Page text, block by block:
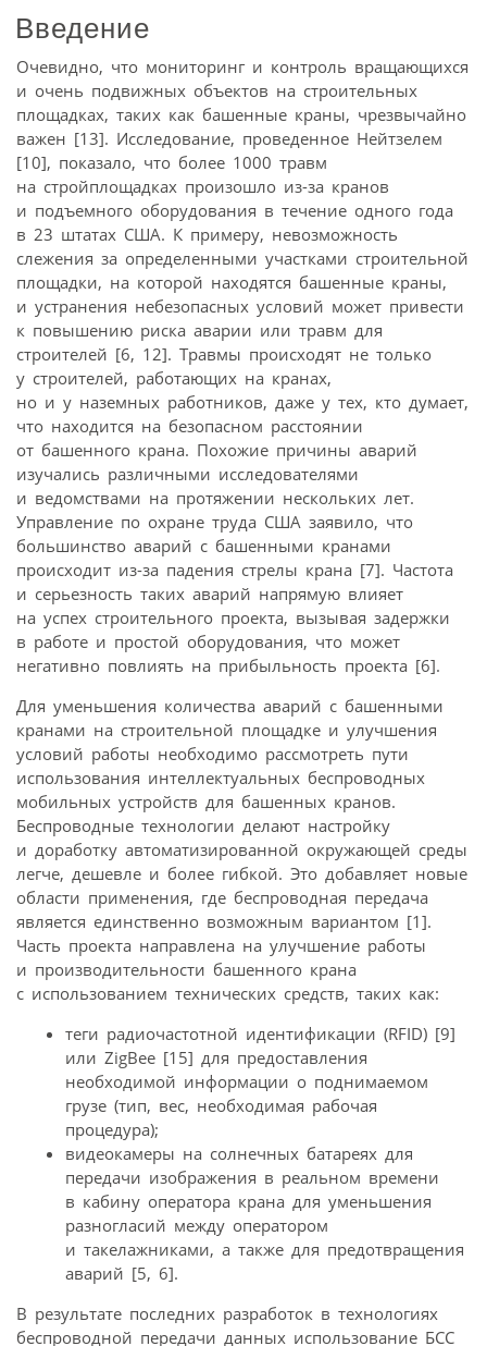
Введение
Очевидно, что мониторинг и контроль вращающихся
и очень подвижных объектов на строительных
площадках, таких как башенные краны, чрезвычайно
важен [13]. Исследование, проведенное Нейтзелем
[10], показало, что более 1000 травм
на стройплощадках произошло из-за кранов
и подъемного оборудования в течение одного года
в 23 штатах США. К примеру, невозможность
слежения за определенными участками строительной
площадки, на которой находятся башенные краны,
и устранения небезопасных условий может привести
к повышению риска аварии или травм для
строителей [6, 12]. Травмы происходят не только
у строителей, работающих на кранах,
но и у наземных работников, даже у тех, кто думает,
что находится на безопасном расстоянии
от башенного крана. Похожие причины аварий
изучались различными исследователями
и ведомствами на протяжении нескольких лет.
Управление по охране труда США заявило, что
большинство аварий с башенными кранами
происходит из-за падения стрелы крана [7]. Частота
и серьезность таких аварий напрямую влияет
на успех строительного проекта, вызывая задержки
в работе и простой оборудования, что может
негативно повлиять на прибыльность проекта [6].
Для уменьшения количества аварий с башенными
кранами на строительной площадке и улучшения
условий работы необходимо рассмотреть пути
использования интеллектуальных беспроводных
мобильных устройств для башенных кранов.
Беспроводные технологии делают настройку
и доработку автоматизированной окружающей среды
легче, дешевле и более гибкой. Это добавляет новые
области применения, где беспроводная передача
является единственно возможным вариантом [1].
Часть проекта направлена на улучшение работы
и производительности башенного крана
с использованием технических средств, таких как:
теги радиочастотной идентификации (RFID) [9]
или ZigBee [15] для предоставления
необходимой информации о поднимаемом
грузе (тип, вес, необходимая рабочая
процедура);
видеокамеры на солнечных батареях для
передачи изображения в реальном времени
в кабину оператора крана для уменьшения
разногласий между оператором
и такелажниками, а также для предотвращения
аварий [5, 6].
В результате последних разработок в технологиях
беспроводной передачи данных использование БСС